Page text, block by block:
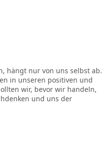
hängt nur von uns selbst ab.
in unseren positiven und
wir, bevor wir handeln,
und uns der